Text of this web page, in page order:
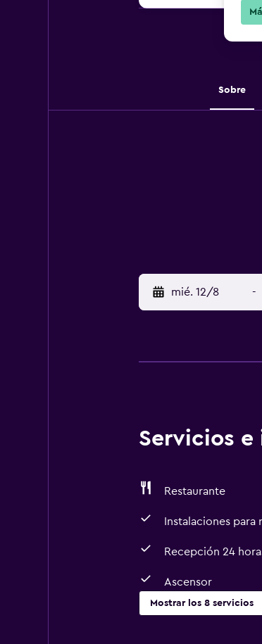
Sobre
mié. 12/8 -
Servicios e
Restaurante
Instalaciones para
Recepción 24
Ascensor
Mostrar los 8 servicios